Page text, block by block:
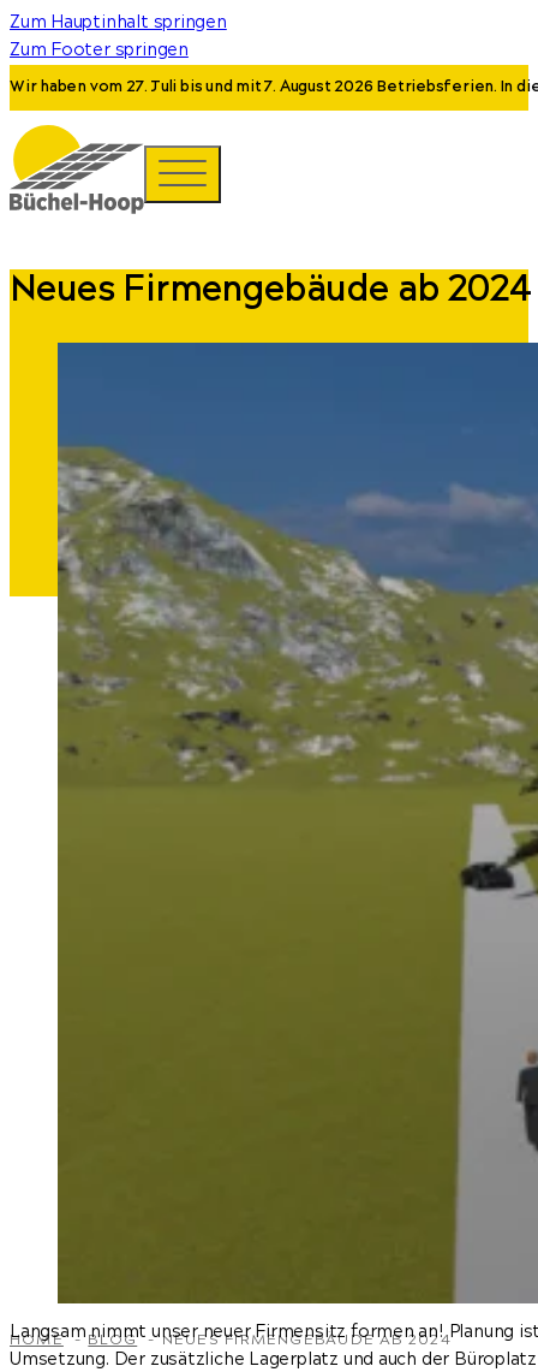
Zum Hauptinhalt springen
Zum Footer springen
Wir haben vom 27. Juli bis und mit 7. August 2026 Betriebsferien.
Neues Firmengebäude ab 2024
HOME BLOG NEUES FIRMENGEBÄUDE AB 2024
Langsam nimmt unser neuer Firmensitz formen an! Planung
Umsetzung. Der zusätzliche Lagerplatz und auch der